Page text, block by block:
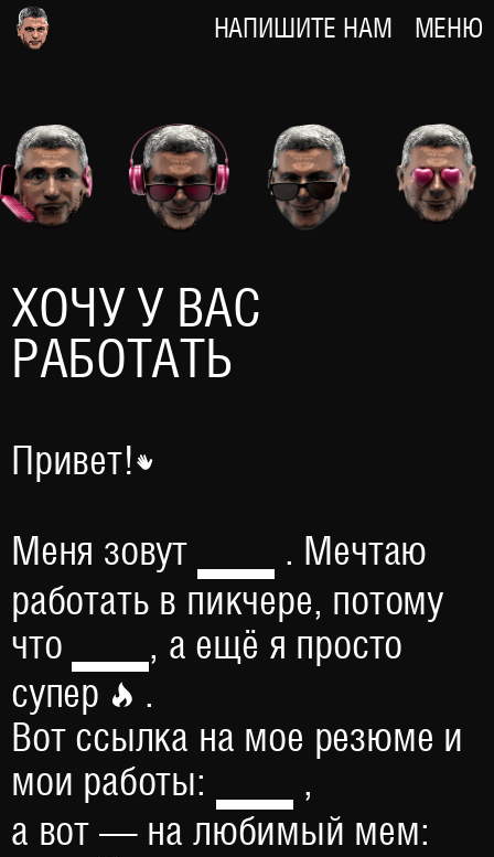
МЕНЮ
НАПИШИТЕ НАМ
ХОЧУ У ВАС
РАБОТАТЬ
Привет!
Меня зовут
. Мечтаю
работать в пикчере, потому
что
, а ещё я просто
супер
.
Вот ссылка на мое резюме и
мои работы:
,
а вот — на любимый мем: